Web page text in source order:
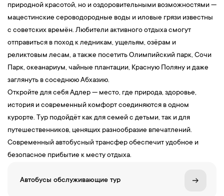
природной красотой, но и оздоровительными возможностями —
мацестинские сероводородные воды и иловые грязи известны
с советских времён. Любители активного отдыха смогут
отправиться в поход к ледникам, ущельям, озёрам и
реликтовым лесам, а также посетить Олимпийский парк, Сочи
Парк, океанариум, чайные плантации, Красную Поляну и даже
заглянуть в соседнюю Абхазию.
Откройте для себя Адлер — место, где природа, здоровье,
история и современный комфорт соединяются в одном
курорте. Тур подойдёт как для семей с детьми, так и для
путешественников, ценящих разнообразие впечатлений.
Современный автобусный трансфер обеспечит удобное и
безопасное прибытие к месту отдыха.
Автобусы обслуживающие тур